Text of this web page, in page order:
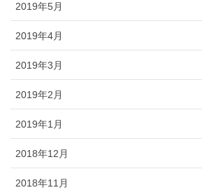
2019年5月
2019年4月
2019年3月
2019年2月
2019年1月
2018年12月
2018年11月